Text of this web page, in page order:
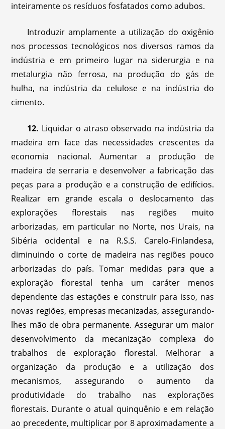
inteiramente os resíduos fosfatados como adubos.
Introduzir amplamente a utilização do oxigênio
nos processos tecnológicos nos diversos ramos da
indústria e em primeiro lugar na siderurgia e na
metalurgia não ferrosa, na produção do gás de
hulha, na indústria da celulose e na indústria do
cimento.
12. Liquidar o atraso observado na indústria da
madeira em face das necessidades crescentes da
economia nacional. Aumentar a produção de
madeira de serraria e desenvolver a fabricação das
peças para a produção e a construção de edifícios.
Realizar em grande escala o deslocamento das
explorações florestais nas regiões muito
arborizadas, em particular no Norte, nos Urais, na
Sibéria ocidental e na R.S.S. Carelo-Finlandesa,
diminuindo o corte de madeira nas regiões pouco
arborizadas do país. Tomar medidas para que a
exploração florestal tenha um caráter menos
dependente das estações e construir para isso, nas
novas regiões, empresas mecanizadas, assegurando-
lhes mão de obra permanente. Assegurar um maior
desenvolvimento da mecanização complexa do
trabalhos de exploração florestal. Melhorar a
organização da produção e a utilização dos
mecanismos, assegurando o aumento da
produtividade do trabalho nas explorações
florestais. Durante o atual quinquênio e em relação
ao precedente, multiplicar por 8 aproximadamente a